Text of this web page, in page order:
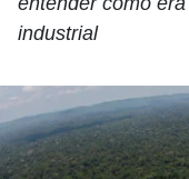
industrial